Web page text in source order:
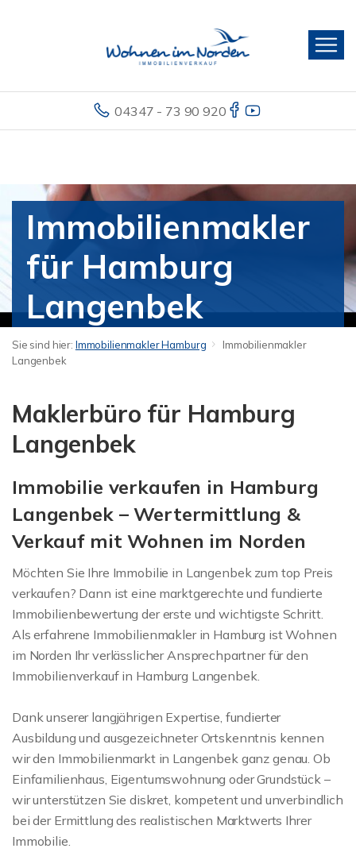
04347 - 73 90 920
Immobilienmakler
für Hamburg
Langenbek
Immobilienbewertung
Langenbek
Sie sind hier: Immobilienmakler Hamburg
Immobilienmakler
Langenbek
Maklerbüro für Hamburg
Langenbek
Immobilie verkaufen in Hamburg
Langenbek – Wertermittlung &
Verkauf mit Wohnen im Norden
Möchten Sie Ihre Immobilie in Langenbek zum top Preis
verkaufen? Dann ist eine marktgerechte und fundierte
Immobilienbewertung der erste und wichtigste Schritt.
Als erfahrene Immobilienmakler in Hamburg ist Wohnen
im Norden Ihr verlässlicher Ansprechpartner für den
Immobilienverkauf in Hamburg Langenbek.
Dank unserer langjährigen Expertise, fundierter
Ausbildung und ausgezeichneter Ortskenntnis kennen
wir den Immobilienmarkt in Langenbek ganz genau. Ob
Einfamilienhaus, Eigentumswohnung oder Grundstück –
wir unterstützen Sie diskret, kompetent und unverbindlich
bei der Ermittlung des realistischen Marktwerts Ihrer
Immobilie.